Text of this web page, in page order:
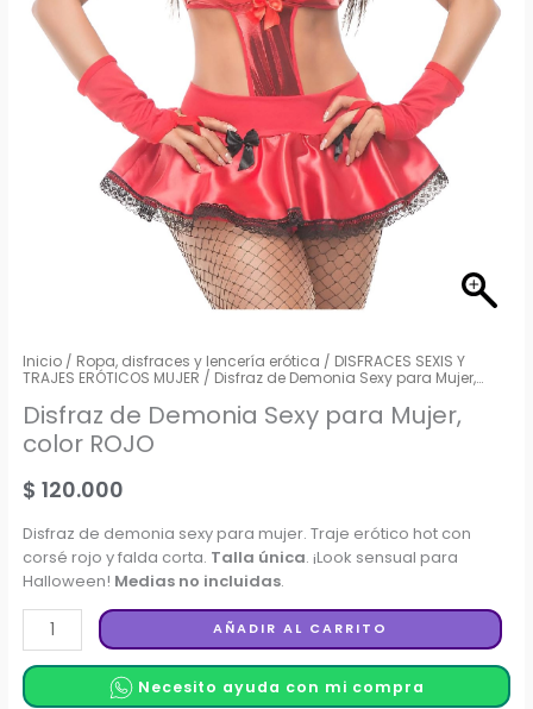
Inicio / Ropa, disfraces y lencería erótica / DISFRACES SEXIS Y
TRAJES ERÓTICOS MUJER / Disfraz de Demonia Sexy para Mujer,
Disfraz de Demonia Sexy para Mujer,
color ROJO
$ 120.000
Disfraz de demonia sexy para mujer. Traje erótico hot con
corsé rojo y falda corta. Talla única. ¡Look sensual para
Halloween! Medias no incluidas.
Disfraz
de
Demonia
AÑADIR AL CARRITO
Necesito ayuda con mi compra